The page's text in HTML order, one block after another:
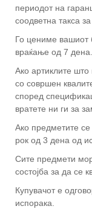
периодот на
соодветна такса
Го цениме вашиот
враќање од 7
Ако артиклите
со совршен
според
вратете ни ги за
Ако предметите
рок од 3 дена од
Сите предмети
состојба за да се
Купувачот е
испорака.